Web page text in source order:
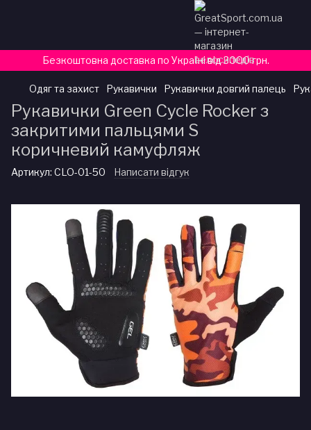
Безкоштовна доставка по Україні від 3000 грн.
Одяг та захист Рукавички Рукавички довгий палець
Рукавички Green Cycle Rocker з
закритими пальцями S
коричневий камуфляж
Артикул: CLO-01-50 Написати відгук